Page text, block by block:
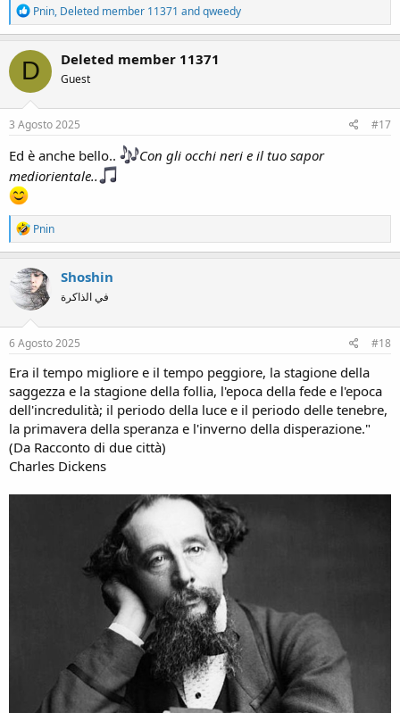
R
e
a
c
t
i
o
n
s
Pnin, Deleted member 11371 andqweedy
D Deleted member 11371
Guest
3 Agosto 2025 #17
Ed è anche bello..
Con gli occhi neri e il tuo sapor
mediorientale..
R
e
a
c
t
i
o
n
s
Pnin
Shoshin
في الذاكرة
6 Agosto 2025 #18
Era il tempo migliore e il tempo peggiore, la stagione della
saggezza e la stagione della follia, l'epoca della fede e l'epoca
dell'incredulità; il periodo della luce e il periodo delle tenebre,
la primavera della speranza e l'inverno della disperazione."
(Da Racconto di due città)
Charles Dickens